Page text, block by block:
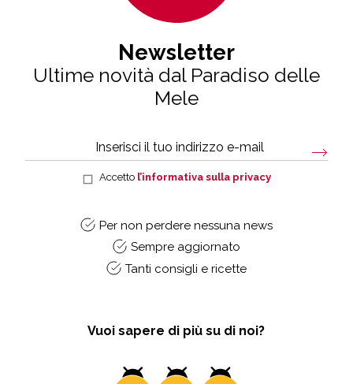
Newsletter
Ultime novità dal Paradiso delle
Mele
Accetto l’informativa sulla privacy
Per non perdere nessuna news
Sempre aggiornato
Tanti consigli e ricette
Vuoi sapere di più su di noi?